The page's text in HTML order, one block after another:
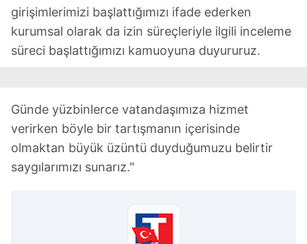
girişimlerimizi başlattığımızı ifade ederken
kurumsal olarak da izin süreçleriyle ilgili inceleme
süreci başlattığımızı kamuoyuna duyururuz.
Günde yüzbinlerce vatandaşımıza hizmet
verirken böyle bir tartışmanın içerisinde
olmaktan büyük üzüntü duyduğumuzu belirtir
saygılarımızı sunarız."